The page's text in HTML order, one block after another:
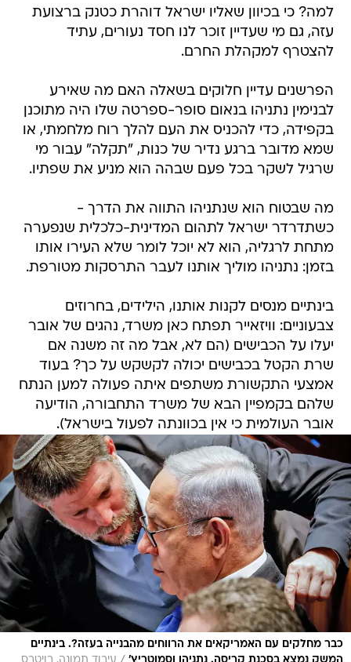
למה? כי בכיוון שאליו ישראל דוהרת כטנק ברצועת
עזה, גם מי שעדיין זוכר לנו חסד נעורים, עתיד
להצטרף למקהלת החרם.
הפרשנים עדיין חלוקים בשאלה האם מה שאירע
לבנימין נתניהו בנאום סופר-ספרטה שלו היה מתוכנן
בקפידה, כדי להכניס את העם להלך רוח מלחמתי, או
שמא מדובר ברגע נדיר של כנות, "תקלה" עבור מי
שרגיל לשקר בכל פעם שבהה הוא מניע את שפתיו.
מה שבטוח הוא שנתניהו התווה את הדרך -
כשתדרדר ישראל לתהום המדינית-כלכלית שנפערה
מתחת לרגליה, הוא לא יוכל לומר שלא העירו אותו
בזמן: נתניהו מוליך אותנו לעבר התרסקות מטורפת.
בינתיים מנסים לקנות אותנו, הילידים, בחרוזים
צבעוניים: וויזאייר תפתח כאן משרד, נהגים של אובר
יעלו על הכבישים (הם לא, אבל מה זה משנה אם
שרת הקטל בכבישים יכולה לקשקש על כך? בעוד
אמצעי התקשורת משתפים איתה פעולה למען הנתח
שלהם בקמפיין הבא של משרד התחבורה, הודיעה
אובר העולמית כי אין בכוונתה לפעול בישראל).
כבר מחלקים עם האמריקאים את הרווחים מהבנייה בעזה?. בינתיים